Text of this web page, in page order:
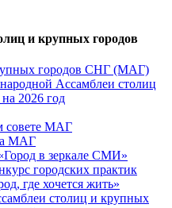
и крупных городов
городов СНГ (МАГ)
Ассамблеи столиц
2026 год
совете МАГ
МАГ
в зеркале СМИ»
городских практик
где хочется жить»
столиц и крупных